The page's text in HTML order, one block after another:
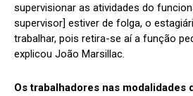
supervisionar as atividades do
supervisor] estiver de folga, o
trabalhar, pois retira-se aí a função
explicou João Marsillac.
Os trabalhadores nas modalidades